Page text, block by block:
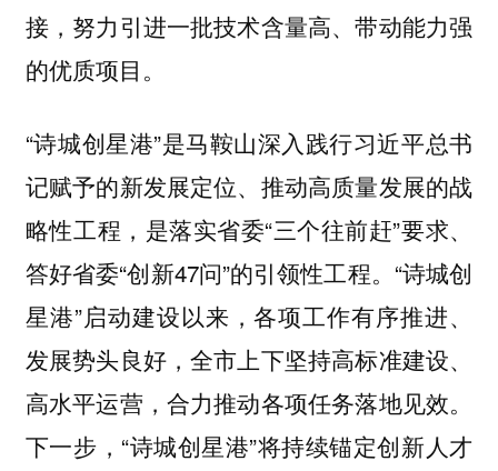
接，努力引进一批技术含量高、带动能力强
的优质项目。
“诗城创星港”是马鞍山深入践行习近平总书
记赋予的新发展定位、推动高质量发展的战
略性工程，是落实省委“三个往前赶”要求、
答好省委“创新47问”的引领性工程。“诗城创
星港”启动建设以来，各项工作有序推进、
发展势头良好，全市上下坚持高标准建设、
高水平运营，合力推动各项任务落地见效。
下一步，“诗城创星港”将持续锚定创新人才